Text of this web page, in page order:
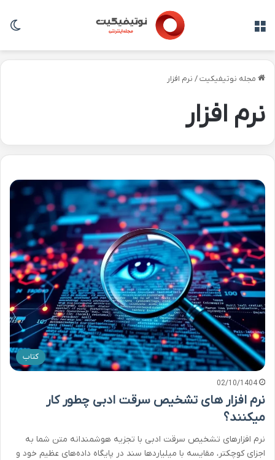
مجله نوتیفیکیت/ نرم افزار
نرم افزار
کتاب
02/10/1404
نرم افزار های تشخیص سرقت ادبی چطور کار
میکنند؟
نرم افزارهای تشخیص سرقت ادبی با تجزیه هوشمندانه متن شما به
اجزای کوچکتر، مقایسه با میلیاردها سند در پایگاه داده‌های عظیم خود و